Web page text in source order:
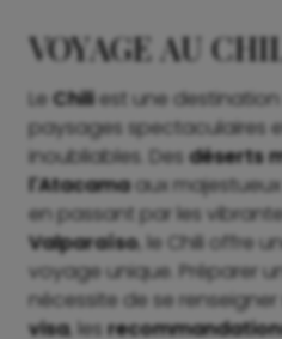
VOYAGE AU
Le Chiliest une
paysages spectaculaires
inoubliables. Des déserts
l'Atacamaaux majestueux
en passant par les
Valparaíso, le Chili offre
voyage unique. Préparer
nécessite de se
visa, les